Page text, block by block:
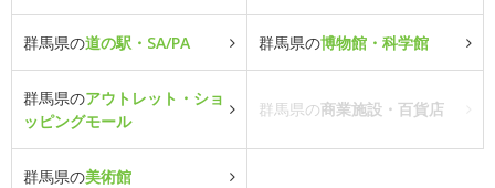
群馬県の道の駅・SA/PA 群馬県の博物館・科学館
群馬県のアウトレット・ショ
ッピングモール
群馬県の商業施設・百貨店
群馬県の美術館